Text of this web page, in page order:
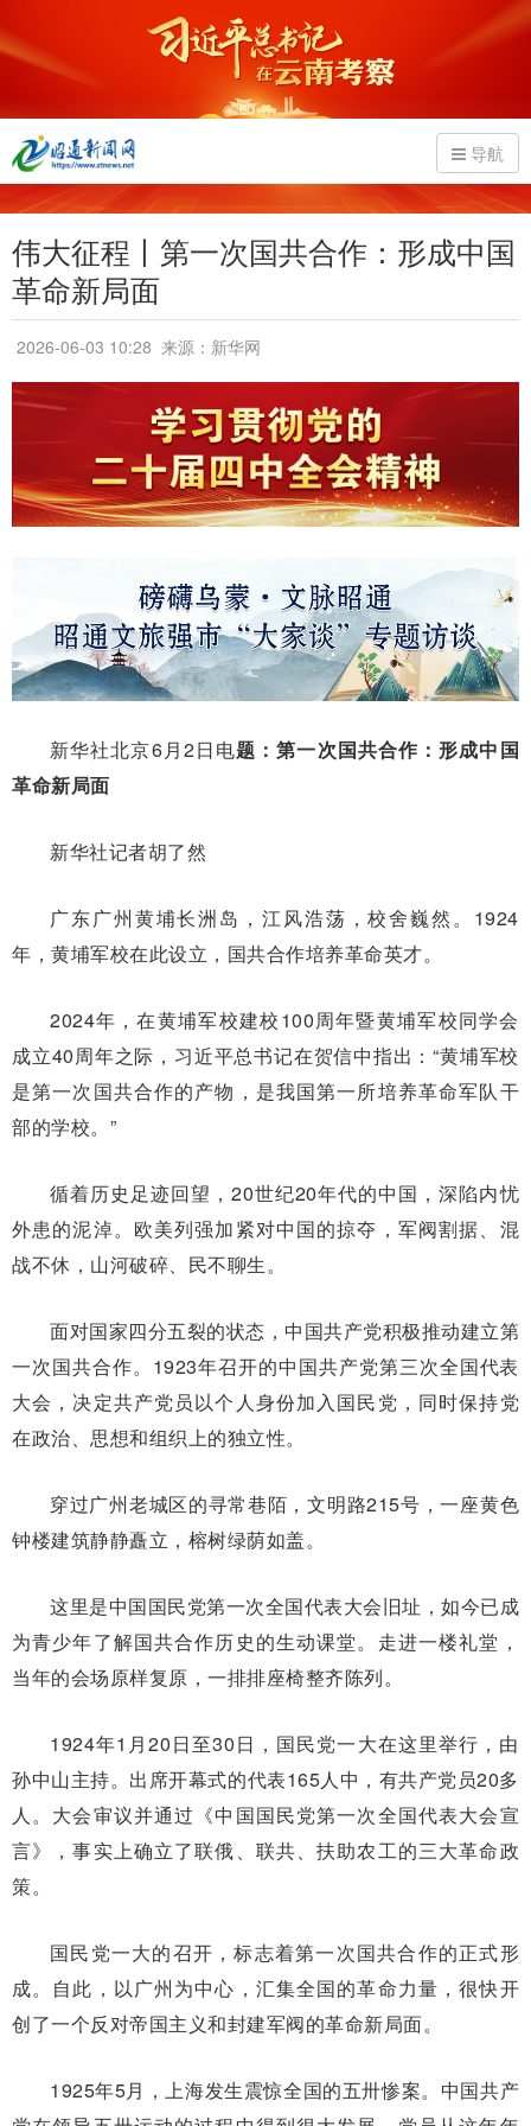
导航
伟大征程丨第一次国共合作：形成中国
革命新局面
2026-06-03 10:28 来源：新华网
新华社北京6月2日电题：第一次国共合作：形成中国
革命新局面
新华社记者胡了然
广东广州黄埔长洲岛，江风浩荡，校舍巍然。1924
年，黄埔军校在此设立，国共合作培养革命英才。
2024年，在黄埔军校建校100周年暨黄埔军校同学会
成立40周年之际，习近平总书记在贺信中指出：“黄埔军校
是第一次国共合作的产物，是我国第一所培养革命军队干
部的学校。”
循着历史足迹回望，20世纪20年代的中国，深陷内忧
外患的泥淖。欧美列强加紧对中国的掠夺，军阀割据、混
战不休，山河破碎、民不聊生。
面对国家四分五裂的状态，中国共产党积极推动建立第
一次国共合作。1923年召开的中国共产党第三次全国代表
大会，决定共产党员以个人身份加入国民党，同时保持党
在政治、思想和组织上的独立性。
穿过广州老城区的寻常巷陌，文明路215号，一座黄色
钟楼建筑静静矗立，榕树绿荫如盖。
这里是中国国民党第一次全国代表大会旧址，如今已成
为青少年了解国共合作历史的生动课堂。走进一楼礼堂，
当年的会场原样复原，一排排座椅整齐陈列。
1924年1月20日至30日，国民党一大在这里举行，由
孙中山主持。出席开幕式的代表165人中，有共产党员20多
人。大会审议并通过《中国国民党第一次全国代表大会宣
言》，事实上确立了联俄、联共、扶助农工的三大革命政
策。
国民党一大的召开，标志着第一次国共合作的正式形
成。自此，以广州为中心，汇集全国的革命力量，很快开
创了一个反对帝国主义和封建军阀的革命新局面。
1925年5月，上海发生震惊全国的五卅惨案。中国共产